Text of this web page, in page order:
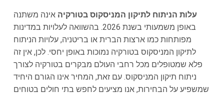
עלות הניתוח לתיקון המניסקוס בטורקיה אינה משתנה
באופן משמעותי בשנת 2026. בהשוואה לעלויות במדינות
מפותחות כמו ארצות הברית או בריטניה, עלויות הניתוח
לתיקון המניסקוס בטורקיה נמוכות באופן יחסי. לכן, אין זה
פלא שמטופלים מכל רחבי העולם מבקרים בטורקיה לצורך
ניתוח תיקון המניסקוס. עם זאת, המחיר אינו הגורם היחיד
שמשפיע על הבחירות, אנו מציעים לחפש בתי חולים בטוחים